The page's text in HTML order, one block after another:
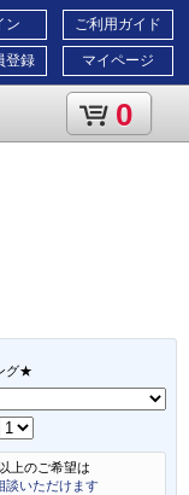
ご利用ガイド
マイページ
ン
登録
0
グ★
上のご希望は
談いただけます